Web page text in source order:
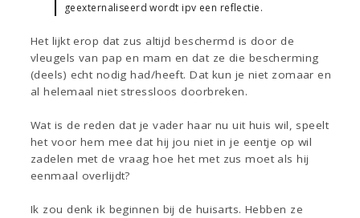
geexternaliseerd wordt ipv een reflectie.
Het lijkt erop dat zus altijd beschermd is door de
vleugels van pap en mam en dat ze die bescherming
(deels) echt nodig had/heeft. Dat kun je niet zomaar en
al helemaal niet stressloos doorbreken.
Wat is de reden dat je vader haar nu uit huis wil, speelt
het voor hem mee dat hij jou niet in je eentje op wil
zadelen met de vraag hoe het met zus moet als hij
eenmaal overlijdt?
Ik zou denk ik beginnen bij de huisarts. Hebben ze